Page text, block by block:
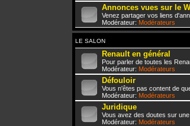
Annonces vues sur le
Venez partager vos liens
Modérateur: Modérateurs
LE SALON
Renault en général
Pour parler de toutes les
Modérateur: Modérateurs
Défouloir
Vous n'êtes pas content de
Modérateur: Modérateurs
Juridique
Vous avez des doutes sur
Modérateur: Modérateurs